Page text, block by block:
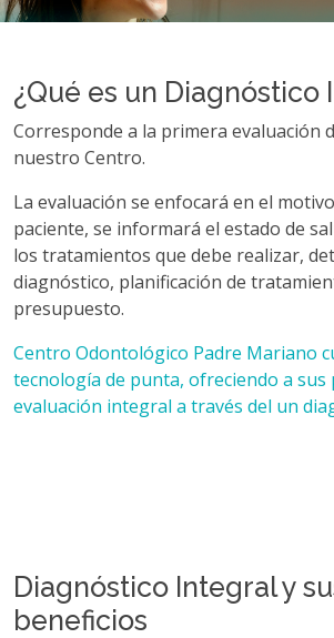
¿Qué es un Diagnóstico
Corresponde a la primera evaluación
nuestro Centro.
La evaluación se enfocará en el
paciente, se informará el estado de
los tratamientos que debe realizar,
diagnóstico, planificación de
presupuesto.
Centro Odontológico Padre Mariano
tecnología de punta, ofreciendo a sus
evaluación integral a través del un
Diagnóstico Integral y
beneficios